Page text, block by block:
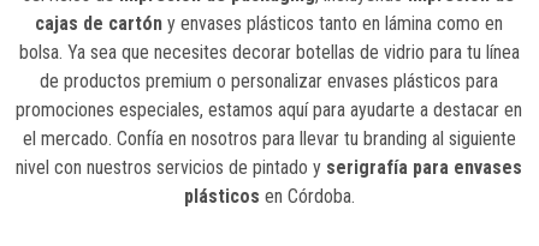
cajas de cartón y envases plásticos tanto en lámina como en
bolsa. Ya sea que necesites decorar botellas de vidrio para tu línea
de productos premium o personalizar envases plásticos para
promociones especiales, estamos aquí para ayudarte a destacar en
el mercado. Confía en nosotros para llevar tu branding al siguiente
nivel con nuestros servicios de pintado y serigrafía para envases
plásticos en Córdoba.